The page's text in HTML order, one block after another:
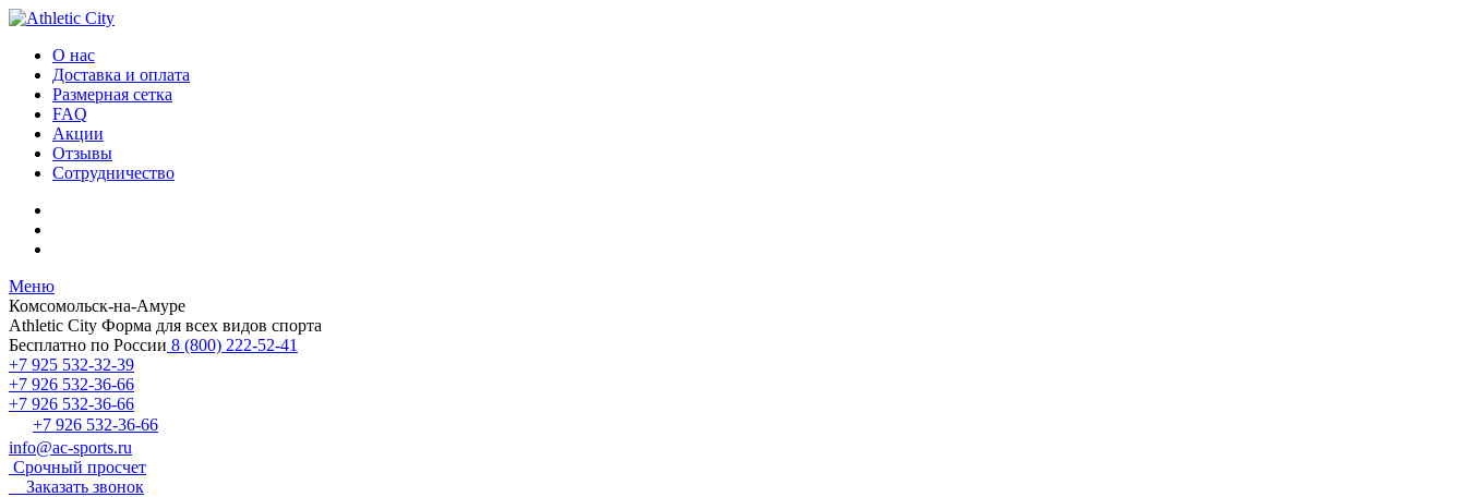
О нас
Доставка и оплата
Размерная сетка
FAQ
Акции
Отзывы
Сотрудничество
Меню
Комсомольск-на-Амуре
Athletic City Форма для всех видов спорта
Бесплатно по России 8 (800) 222-52-41
+7 925 532-32-39
+7 926 532-36-66
+7 926 532-36-66
+7 926 532-36-66
info@ac-sports.ru
Срочный просчет
Заказать звонок